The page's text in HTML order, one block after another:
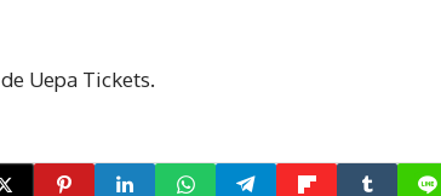
Uepa Tickets.